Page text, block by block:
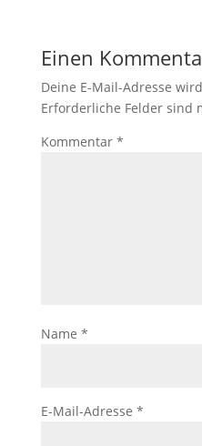
Einen
Deine E-Mail-Adresse
Erforderliche Felder sind
Kommentar *
Name *
E-Mail-Adresse *